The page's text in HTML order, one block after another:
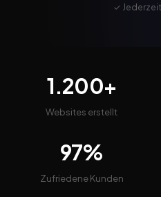
✓
1.200+
Websites erstellt
97%
Zufriedene Kunden